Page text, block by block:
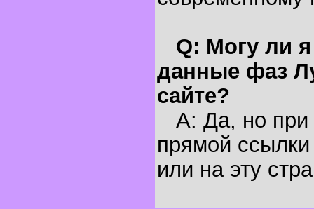
Q: Могу ли
данные фаз
сайте?
A: Да, но при
прямой
или на эту